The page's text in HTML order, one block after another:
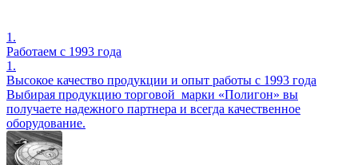
1.
Работаем с 1993 года
1.
Высокое качество продукции и опыт работы с 1993 года
Выбирая продукцию торговой марки «Полигон» вы
получаете надежного партнера и всегда качественное
оборудование.